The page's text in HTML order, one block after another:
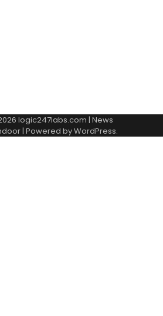
logic247labs.com | News
| Powered byWordPress.